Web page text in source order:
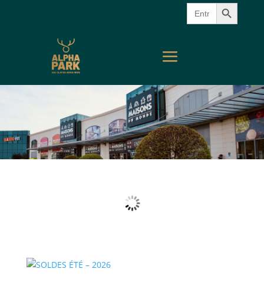
Search
for:
Search Button